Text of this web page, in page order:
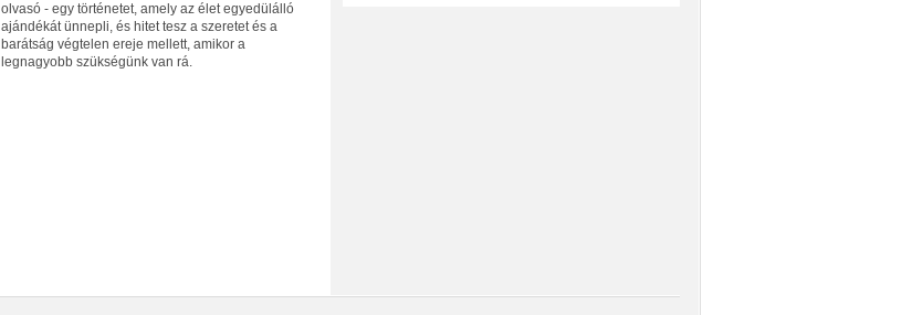
olvasó - egy történetet, amely az élet egyedülálló
ajándékát ünnepli, és hitet tesz a szeretet és a
barátság végtelen ereje mellett, amikor a
legnagyobb szükségünk van rá.